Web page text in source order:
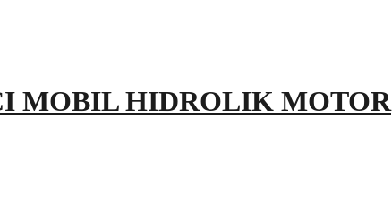
MOBIL HIDROLIK MOTOR